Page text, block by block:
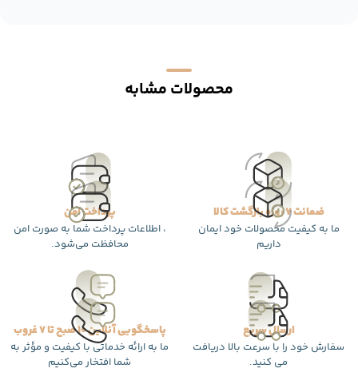
محصولات مشابه
ضمانت 7 روزه بازگشت کالا
ما به کیفیت محصولات خود ایمان
داریم
پرداخت امن
، اطلاعات پرداخت شما به صورت امن
محافظت می‌شود.
ارسال سریع
سفارش خود را با سرعت بالا دریافت
می کنید.
پاسخگویی آنلاین 10 صبح تا 7 غروب
ما به ارائه خدماتی با کیفیت و مؤثر به
شما افتخار می‌کنیم